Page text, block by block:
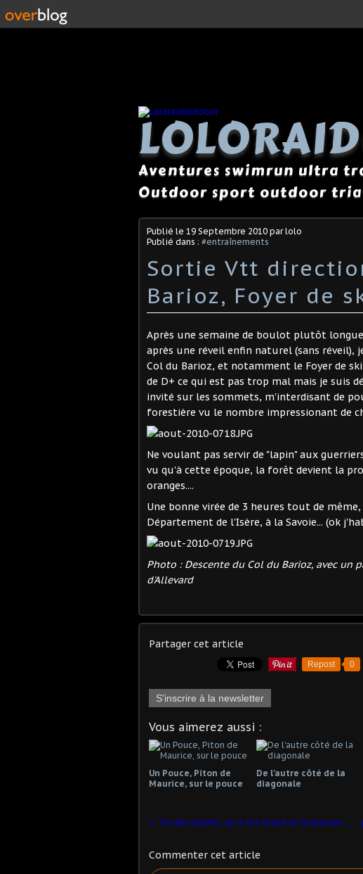
Aventures swimrun ultra
Outdoor sport outdoor
Publié le 19 Septembre 2010 par lolo
Publié dans : #entraînements
Sortie Vtt
Barioz, Foyer de
Après une semaine de boulot plutôt
après une réveil enfin naturel (sans réveil),
Col du Barioz, et notamment le Foyer de
de D+ ce qui est pas trop mal mais je suis
invité sur les sommets, m'interdisant de
forestière vu le nombre impressionant de
Ne voulant pas servir de "lapin" aux
vu qu'à cette époque, la forêt devient la
oranges....
Une bonne virée de 3 heures tout de
Département de l'Isère, à la Savoie... (ok
Photo : Descente du Col du Barioz, avec un
d'Allevard
Partager cet article
Repost 0
S'inscrire à la newsletter
Vous aimerez aussi :
Un Pouce, Piton de
Maurice, sur le pouce
De l'autre côté de la
diagonale
Tor des Géants, qu'il est Grand ce Guillaume Millet
Commenter cet article